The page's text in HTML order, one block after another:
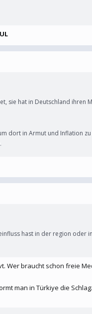
sie hat in Deutschland
dort in Armut und Inflation
hast in der region
Wer braucht schon freie
man in Türkiye die